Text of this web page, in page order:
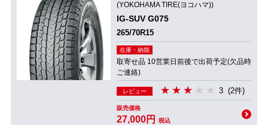
(YOKOHAMA TIRE(ヨコハマ))
IG-SUV G075
265/70R15
在庫・納期
取寄せ品 10営業日前後で出荷予定(欠品時
ご連絡)
レビュー 3 (2件)
販売価格
27,000円 税込